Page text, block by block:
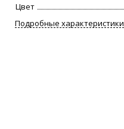
Цвет
Подробные характеристики